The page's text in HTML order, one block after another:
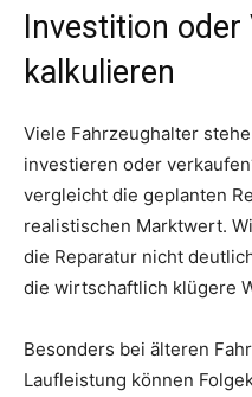
Investition oder
kalkulieren
Viele Fahrzeughalter
investieren oder
vergleicht die geplanten
realistischen Marktwert.
die Reparatur nicht
die wirtschaftlich klügere
Besonders bei älteren
Laufleistung können